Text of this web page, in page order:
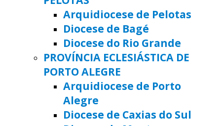
Arquidiocese de Pelotas
Diocese de Bagé
Diocese do Rio Grande
PROVÍNCIA ECLESIÁSTICA DE
PORTO ALEGRE
Arquidiocese de Porto
Alegre
Diocese de Caxias do Sul